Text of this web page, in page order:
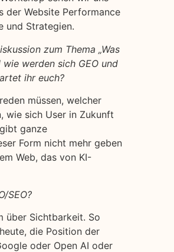
der Website Performance
und Strategien.
zum Thema „Was
werden sich GEO und
ihr euch?
müssen, welcher
wie sich User in Zukunft
ganze
Form nicht mehr geben
Web, das von KI-
SEO?
über Sichtbarkeit. So
die Position der
oder Open AI oder